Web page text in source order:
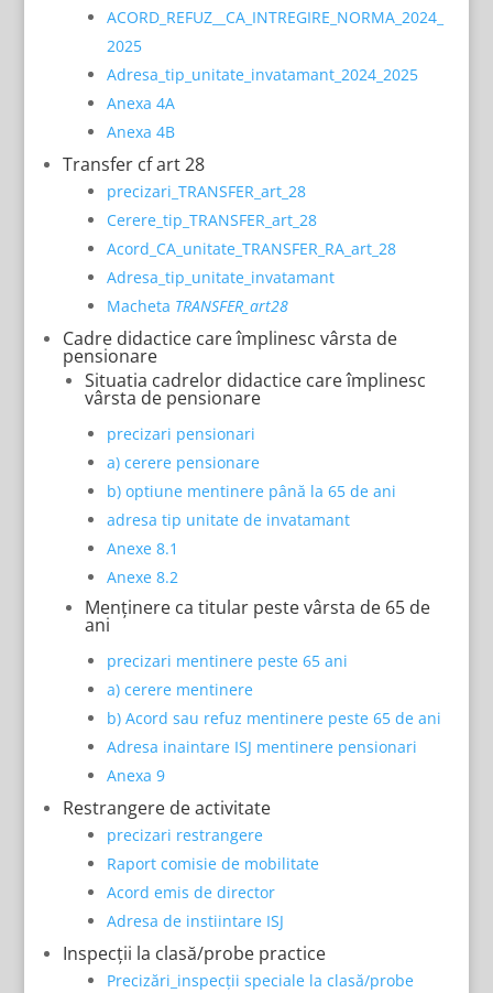
ACORD_REFUZ__CA_INTREGIRE_NORMA_2024_
2025
Adresa_tip_unitate_invatamant_2024_2025
Anexa 4A
Anexa 4B
Transfer cf art 28
precizari_TRANSFER_art_28
Cerere_tip_TRANSFER_art_28
Acord_CA_unitate_TRANSFER_RA_art_28
Adresa_tip_unitate_invatamant
Macheta TRANSFER_art28
Cadre didactice care împlinesc vârsta de
pensionare
Situatia cadrelor didactice care împlinesc
vârsta de pensionare
precizari pensionari
a) cerere pensionare
b) optiune mentinere până la 65 de ani
adresa tip unitate de invatamant
Anexe 8.1
Anexe 8.2
Menținere ca titular peste vârsta de 65 de
ani
precizari mentinere peste 65 ani
a) cerere mentinere
b) Acord sau refuz mentinere peste 65 de ani
Adresa inaintare ISJ mentinere pensionari
Anexa 9
Restrangere de activitate
precizari restrangere
Raport comisie de mobilitate
Acord emis de director
Adresa de instiintare ISJ
Inspecții la clasă/probe practice
Precizări_inspecții speciale la clasă/probe